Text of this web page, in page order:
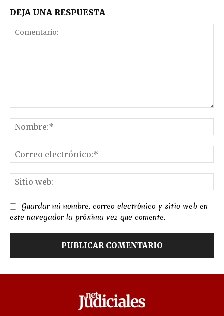
DEJA UNA RESPUESTA
Guardar mi nombre, correo electrónico y sitio web en
este navegador la próxima vez que comente.